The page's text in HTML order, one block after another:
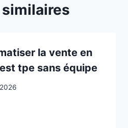
la vente en
tpe sans équipe